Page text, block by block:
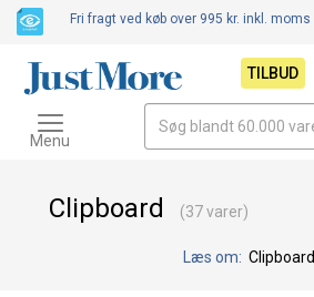
Clipboard (37 varer)
Læs om: Clipboard
Fri fragt ved køb over 995 kr. inkl. moms
TILBUD
Toggle
navigation
Menu